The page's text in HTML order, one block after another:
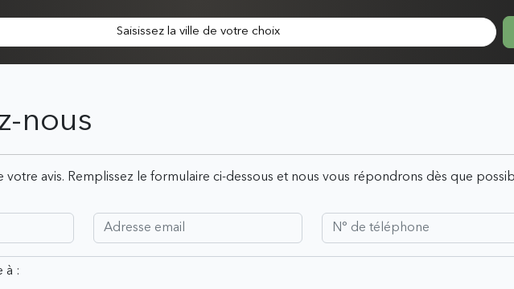
Saisissez la ville de votre choix
nous
votre avis. Remplissez le formulaire ci-dessous et nous vous répondrons dès que